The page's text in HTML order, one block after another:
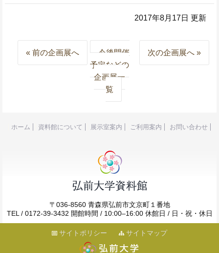
2017年8月17日 更新
« 前の企画展へ 次の企画展へ »
今後開催
予定などの
企画展一
覧
ホーム 資料館について 展示室案内 ご利用案内 お問い合わせ
〒036-8560青森県弘前市文京町１番地
TEL / 0172-39-3432 開館時間 / 10:00–16:00休館日 / 日・祝・休日
サイトポリシー サイトマップ